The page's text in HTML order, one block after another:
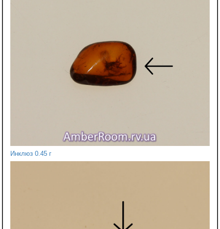
Инклюз 0.45 г